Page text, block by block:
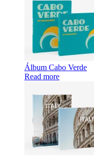
Álbum Cabo Verde
Read more